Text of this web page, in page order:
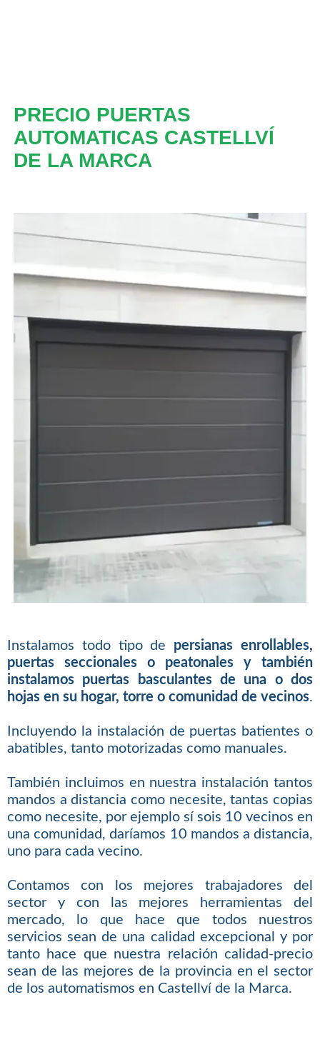
PRECIO PUERTAS
AUTOMATICAS CASTELLVÍ
DE LA MARCA
Instalamos todo tipo de persianas enrollables,
puertas seccionales o peatonales y también
instalamos puertas basculantes de una o dos
hojas en su hogar, torre o comunidad de vecinos.
Incluyendo la instalación de puertas batientes o
abatibles, tanto motorizadas como manuales.
También incluimos en nuestra instalación tantos
mandos a distancia como necesite, tantas copias
como necesite, por ejemplo sí sois 10 vecinos en
una comunidad, daríamos 10 mandos a distancia,
uno para cada vecino.
Contamos con los mejores trabajadores del
sector y con las mejores herramientas del
mercado, lo que hace que todos nuestros
servicios sean de una calidad excepcional y por
tanto hace que nuestra relación calidad-precio
sean de las mejores de la provincia en el sector
de los automatismos en Castellví de la Marca.